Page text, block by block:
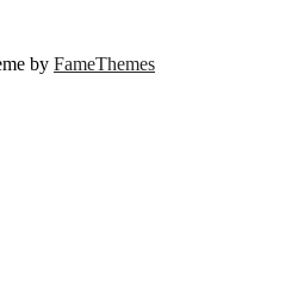
by FameThemes